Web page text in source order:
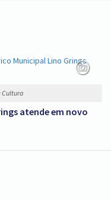
Cultura
atende em novo